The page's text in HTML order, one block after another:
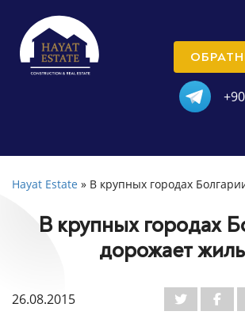
Hayat Estate » В крупных городах
В крупных городах
дорожает
26.08.2015